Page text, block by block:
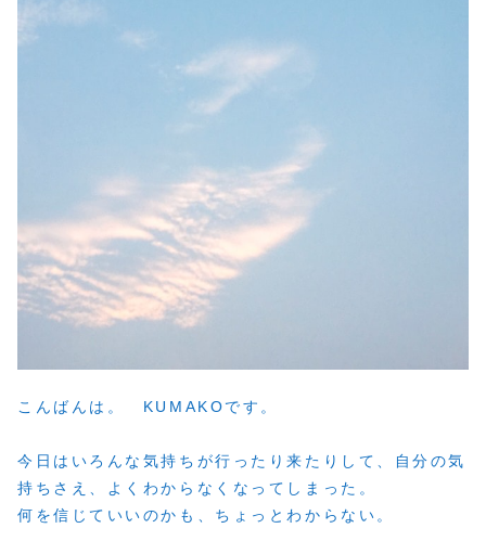
こんばんは。 KUMAKOです。
今日はいろんな気持ちが行ったり来たりして、自分の気
持ちさえ、よくわからなくなってしまった。
何を信じていいのかも、ちょっとわからない。